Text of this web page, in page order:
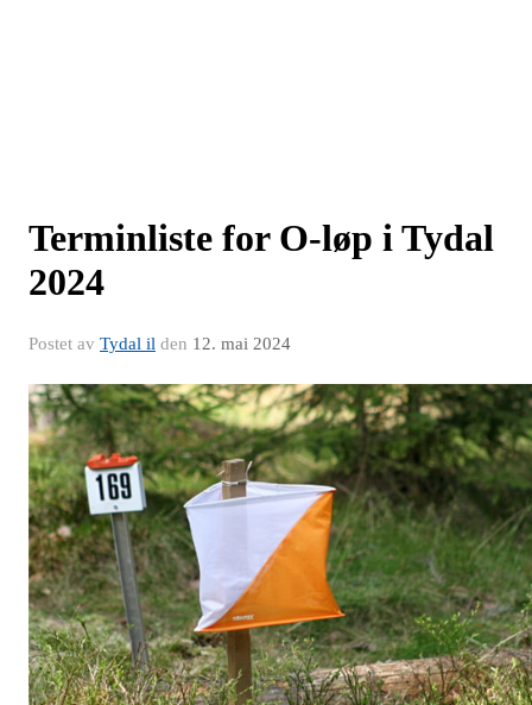
Terminliste for O-løp i Tydal
2024
Postet av Tydal il den 12. mai 2024